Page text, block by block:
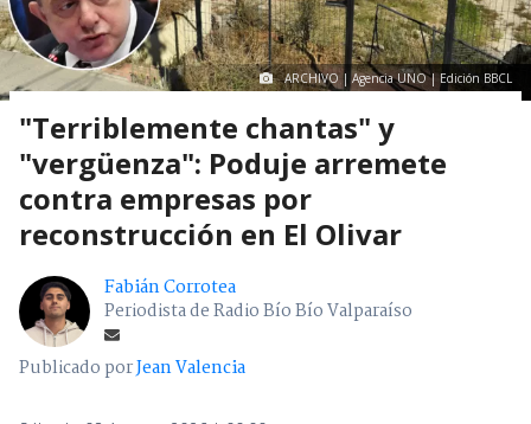
ARCHIVO | Agencia UNO | Edición BBCL
"Terriblemente chantas" y
"vergüenza": Poduje arremete
contra empresas por
reconstrucción en El Olivar
Fabián Corrotea
Periodista de Radio Bío Bío Valparaíso
Publicado porJean Valencia